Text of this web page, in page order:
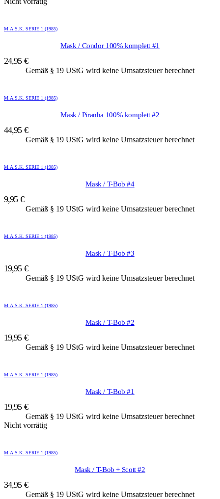
M.A.S.K. SERIE 1 (1985)
Mask / Condor 100% komplett #1
24,95 €
Gemäß § 19 UStG wird keine Umsatzsteuer berechnet
M.A.S.K. SERIE 1 (1985)
Mask / Piranha 100% komplett #2
44,95 €
Gemäß § 19 UStG wird keine Umsatzsteuer berechnet
M.A.S.K. SERIE 1 (1985)
Mask / T-Bob #4
9,95 €
Gemäß § 19 UStG wird keine Umsatzsteuer berechnet
M.A.S.K. SERIE 1 (1985)
Mask / T-Bob #3
19,95 €
Gemäß § 19 UStG wird keine Umsatzsteuer berechnet
M.A.S.K. SERIE 1 (1985)
Mask / T-Bob #2
19,95 €
Gemäß § 19 UStG wird keine Umsatzsteuer berechnet
M.A.S.K. SERIE 1 (1985)
Mask / T-Bob #1
19,95 €
Gemäß § 19 UStG wird keine Umsatzsteuer berechnet
Nicht vorrätig
M.A.S.K. SERIE 1 (1985)
Mask / T-Bob + Scott #2
34,95 €
Gemäß § 19 UStG wird keine Umsatzsteuer berechnet